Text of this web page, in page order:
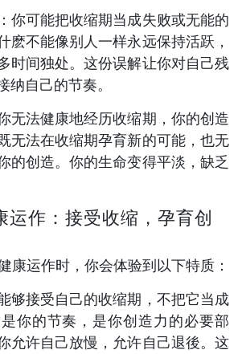
：你可能把收缩期当成失败或无能的
麽不能像别人一样永远保持活跃，
时间独处。这份误解让你对自己残
自己的节奏。
无法健康地经历收缩期，你的创造
无法在收缩期孕育新的可能，也无
的创造。你的生命变得平淡，缺乏
运作：接受收缩，孕育创
康运作时，你会体验到以下特质：
够接受自己的收缩期，不把它当成
你的节奏，是你创造力的必要部
允许自己放慢，允许自己退後。这